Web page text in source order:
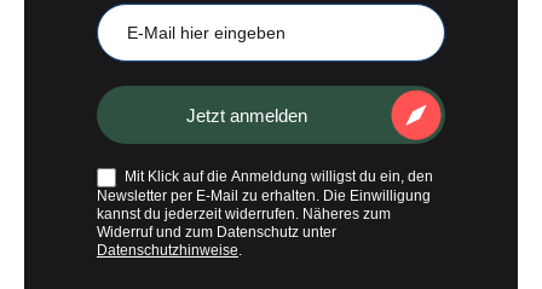
Mail
Jetzt anmelden
Mit Klick auf die Anmeldung willigst du ein, den
Newsletter per E-Mail zu erhalten. Die Einwilligung
kannst du jederzeit widerrufen. Näheres zum
Widerruf und zum Datenschutz unter
Datenschutzhinweise.